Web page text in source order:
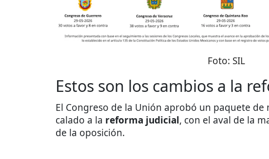
Foto: SIL
Estos son los cambios a la
El Congreso de la Unión aprobó un paquete de
calado a la reforma judicial, con el aval de la
de la oposición.